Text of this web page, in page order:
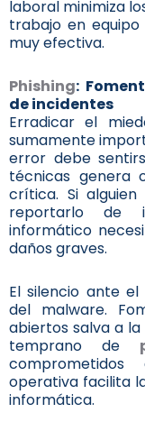
laboral minimiza
trabajo en
muy efectiva.
Phishing:
de incidentes
Erradicar el
sumamente
error debe
técnicas genera
crítica. Si
reportarlo de
informático
daños graves.
El silencio ante el
del malware.
abiertos salva a
temprano de
comprometidos
operativa facilita
informática.